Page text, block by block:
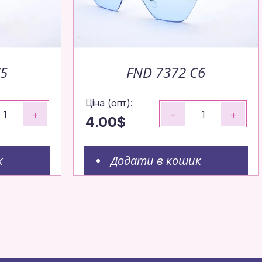
+
FND 7372 C6
Ціна (опт):
4.00$ - +
Додати в кошик